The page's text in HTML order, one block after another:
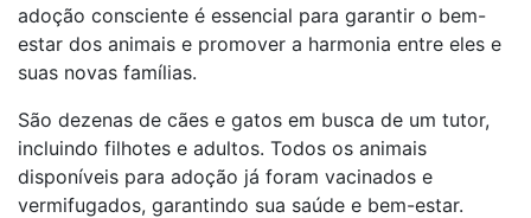
adoção consciente é essencial para garantir o bem-
estar dos animais e promover a harmonia entre eles e
suas novas famílias.
São dezenas de cães e gatos em busca de um tutor,
incluindo filhotes e adultos. Todos os animais
disponíveis para adoção já foram vacinados e
vermifugados, garantindo sua saúde e bem-estar.